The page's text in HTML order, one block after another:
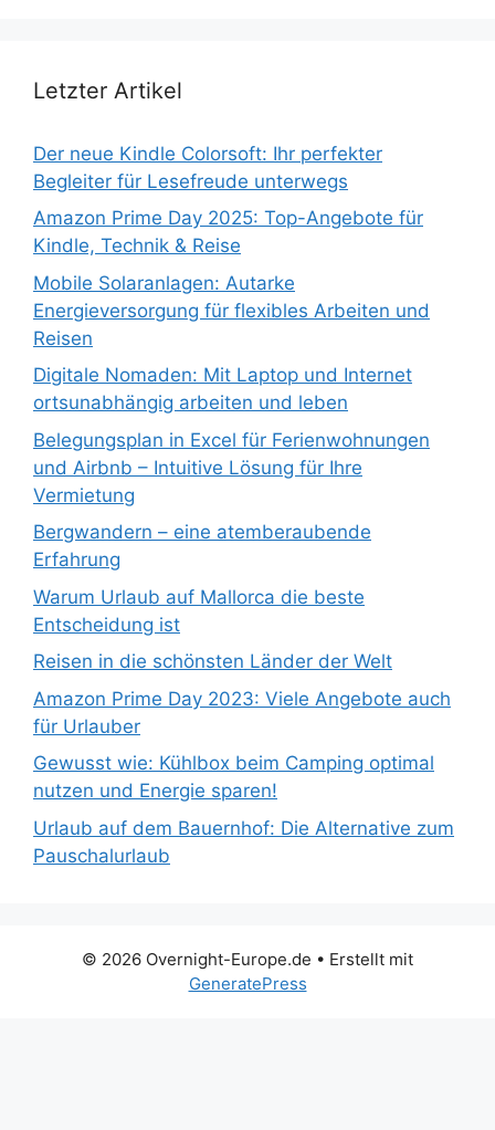
Letzter Artikel
Der neue Kindle Colorsoft: Ihr perfekter
Begleiter für Lesefreude unterwegs
Amazon Prime Day 2025: Top-Angebote für
Kindle, Technik & Reise
Mobile Solaranlagen: Autarke
Energieversorgung für flexibles Arbeiten und
Reisen
Digitale Nomaden: Mit Laptop und Internet
ortsunabhängig arbeiten und leben
Belegungsplan in Excel für Ferienwohnungen
und Airbnb – Intuitive Lösung für Ihre
Vermietung
Bergwandern – eine atemberaubende
Erfahrung
Warum Urlaub auf Mallorca die beste
Entscheidung ist
Reisen in die schönsten Länder der Welt
Amazon Prime Day 2023: Viele Angebote auch
für Urlauber
Gewusst wie: Kühlbox beim Camping optimal
nutzen und Energie sparen!
Urlaub auf dem Bauernhof: Die Alternative zum
Pauschalurlaub
© 2026 Overnight-Europe.de • Erstellt mit
GeneratePress